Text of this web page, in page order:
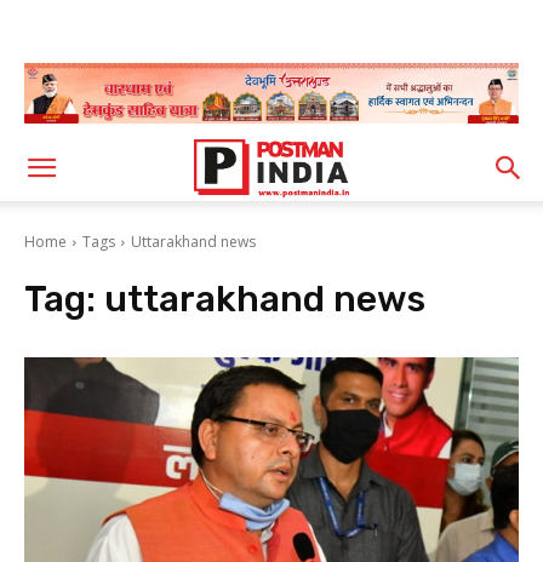
Home Tags Uttarakhand news
Tag: uttarakhand news